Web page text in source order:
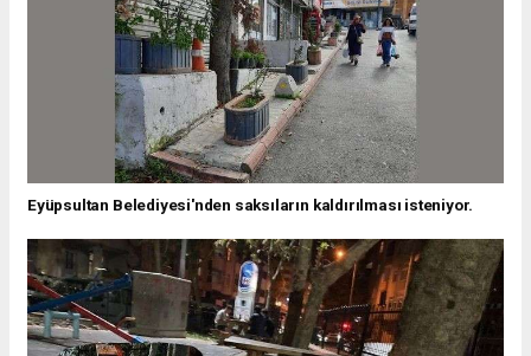
Eyüpsultan Belediyesi'nden saksıların kaldırılması isteniyor.